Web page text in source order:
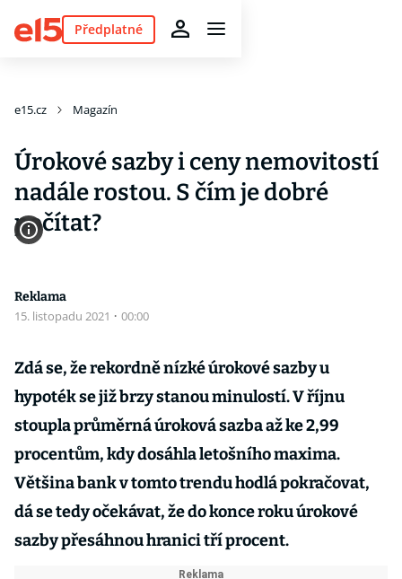
Předplatné
e15.cz Magazín
Úrokové sazby i ceny nemovitostí
nadále rostou. S čím je dobré
počítat?
Reklama
15. listopadu 2021 · 00:00
Zdá se, že rekordně nízké úrokové sazby u
hypoték se již brzy stanou minulostí. V říjnu
stoupla průměrná úroková sazba až ke 2,99
procentům, kdy dosáhla letošního maxima.
Většina bank v tomto trendu hodlá pokračovat,
dá se tedy očekávat, že do konce roku úrokové
sazby přesáhnou hranici tří procent.